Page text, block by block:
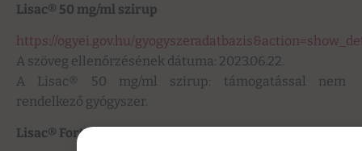
Lisac® 50 mg/ml szirup
https://ogyei.gov.hu/
A szöveg ellenőrzésének dátuma: 2023.06.22.
A Lisac® 50 mg/ml szirup: támogatással nem
rendelkező gyógyszer.
Lisac® Forte 1000 mg tabletta 30x